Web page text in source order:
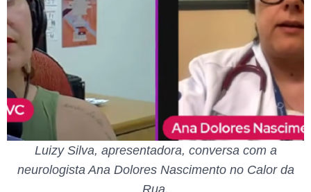
Luizy Silva, apresentadora, conversa com a
neurologista Ana Dolores Nascimento no Calor da
Rua.